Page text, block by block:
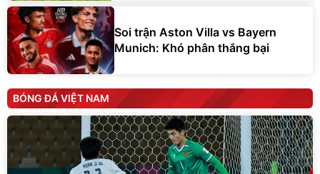
Soi trận Aston Villa vs Bayern
Munich: Khó phân thắng bại
BÓNG ĐÁ VIỆT NAM